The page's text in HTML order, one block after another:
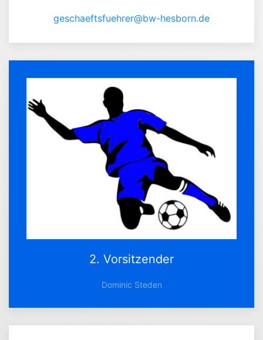
geschaeftsfuehrer@bw-hesborn.de
2. Vorsitzender
Dominic Steden